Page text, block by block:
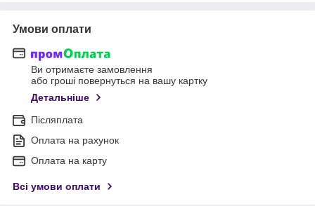
Умови оплати
Ви отримаєте замовлення
або гроші повернуться на вашу картку
Детальніше
Післяплата
Оплата на рахунок
Оплата на карту
Всі умови оплати